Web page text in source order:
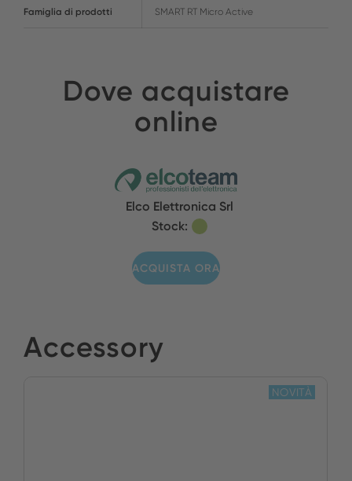
Famiglia di prodotti SMART RT Micro Active
Dove acquistare
online
Elco Elettronica Srl
Stock:
ACQUISTA ORA
Accessory
NOVITÀ